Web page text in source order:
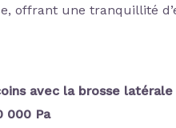
offrant une tranquillité
avec la brosse latérale
000 Pa